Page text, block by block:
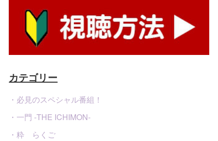
カテゴリー
・必見のスペシャル番組！
・一門 -THE ICHIMON-
・粋 らくご